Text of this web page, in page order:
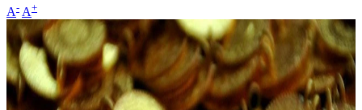
A- A+